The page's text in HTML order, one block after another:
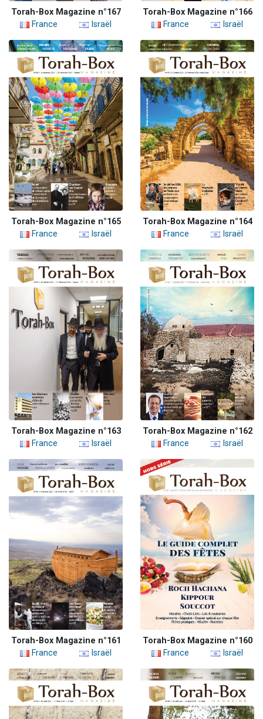
Torah-Box Magazine n°167
France
Israël
Torah-Box Magazine n°166
France
Israël
Torah-Box Magazine n°165
France
Israël
Torah-Box Magazine n°164
France
Israël
Torah-Box Magazine n°163
France
Israël
Torah-Box Magazine n°162
France
Israël
Torah-Box Magazine n°161
France
Israël
Torah-Box Magazine n°160
France
Israël